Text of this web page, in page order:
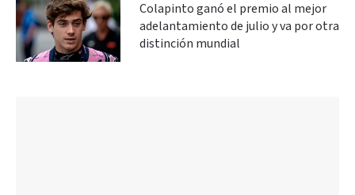
Colapinto ganó el premio al mejor
adelantamiento de julio y va por otra
distinción mundial